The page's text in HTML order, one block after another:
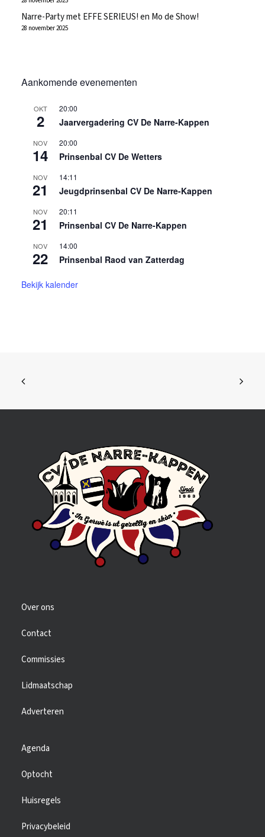
Narre-Party met EFFE SERIEUS! en Mo de Show!
28 november 2025
Aankomende evenementen
OKT
2
20:00
Jaarvergadering CV De Narre-Kappen
NOV
14
20:00
Prinsenbal CV De Wetters
NOV
21
14:11
Jeugdprinsenbal CV De Narre-Kappen
NOV
21
20:11
Prinsenbal CV De Narre-Kappen
NOV
22
14:00
Prinsenbal Raod van Zatterdag
Bekijk kalender
Over ons
Contact
Commissies
Lidmaatschap
Adverteren
Agenda
Optocht
Huisregels
Privacybeleid